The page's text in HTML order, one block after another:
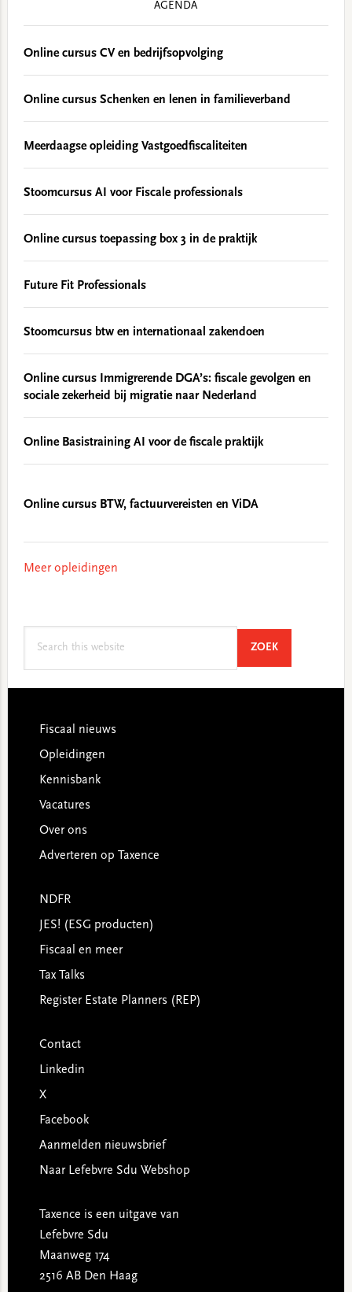
AGENDA
Online cursus CV en bedrijfsopvolging
Online cursus Schenken en lenen in familieverband
Meerdaagse opleiding Vastgoedfiscaliteiten
Stoomcursus AI voor Fiscale professionals
Online cursus toepassing box 3 in de praktijk
Future Fit Professionals
Stoomcursus btw en internationaal zakendoen
Online cursus Immigrerende DGA’s: fiscale gevolgen en
sociale zekerheid bij migratie naar Nederland
Online Basistraining AI voor de fiscale praktijk
Online cursus BTW, factuurvereisten en ViDA
Meer opleidingen
ZOEKSEARCH
Footer
Fiscaal nieuws
Opleidingen
Kennisbank
Vacatures
Over ons
Adverteren op Taxence
NDFR
JES! (ESG producten)
Fiscaal en meer
Tax Talks
Register Estate Planners (REP)
Contact
Linkedin
X
Facebook
Aanmelden nieuwsbrief
Naar Lefebvre Sdu Webshop
Taxence is een uitgave van
Lefebvre Sdu
Maanweg 174
2516 AB Den Haag